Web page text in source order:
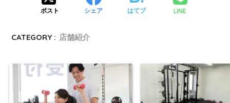
ポスト シェア はてブ LINE
CATEGORY : 店舗紹介